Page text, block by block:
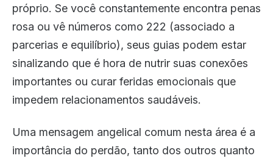
próprio. Se você constantemente encontra penas
rosa ou vê números como 222 (associado a
parcerias e equilíbrio), seus guias podem estar
sinalizando que é hora de nutrir suas conexões
importantes ou curar feridas emocionais que
impedem relacionamentos saudáveis.
Uma mensagem angelical comum nesta área é a
importância do perdão, tanto dos outros quanto